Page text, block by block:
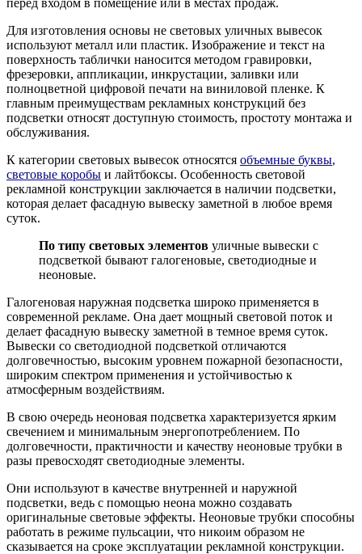
Для изготовления основы не световых уличных вывесок
используют металл или пластик. Изображение и текст на
поверхность таблички наносится методом гравировки,
фрезеровки, аппликации, инкрустации, заливки или
полноцветной цифровой печати на виниловой пленке. К
главным преимуществам рекламных конструкций без
подсветки относят доступную стоимость, простоту монтажа и
обслуживания.
К категории световых вывесок относятся объемные буквы,
световые коробы и лайтбоксы. Особенность световой
рекламной конструкции заключается в наличии подсветки,
которая делает фасадную вывеску заметной в любое время
суток.
По типу световых элементов уличные вывески с
подсветкой бывают галогеновые, светодиодные и
неоновые.
Галогеновая наружная подсветка широко применяется в
современной рекламе. Она дает мощный световой поток и
делает фасадную вывеску заметной в темное время суток.
Вывески со светодиодной подсветкой отличаются
долговечностью, высоким уровнем пожарной безопасности,
широким спектром применения и устойчивостью к
атмосферным воздействиям.
В свою очередь неоновая подсветка характеризуется ярким
свечением и минимальным энергопотреблением. По
долговечности, практичности и качеству неоновые трубки в
разы превосходят светодиодные элементы.
Они используют в качестве внутренней и наружной
подсветки, ведь с помощью неона можно создавать
оригинальные световые эффекты. Неоновые трубки способны
работать в режиме пульсации, что никоим образом не
сказывается на сроке эксплуатации рекламной конструкции.